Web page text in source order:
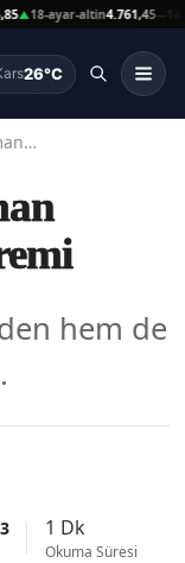
18-ayar-altin4.761,45—14-
26°C
Akyaka ve Kağızman MHP’de istifa depremi
hem de
1 Dk
Okuma Süresi